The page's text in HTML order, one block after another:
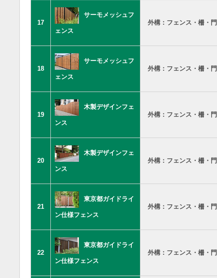
17
サーモメッシュフ
ェンス
外構：フェンス・柵・
18
サーモメッシュフ
ェンス
外構：フェンス・柵・
19
木製デザインフェ
ンス
外構：フェンス・柵・
20
木製デザインフェ
ンス
外構：フェンス・柵・
21
東京都ガイドライ
ン仕様フェンス
外構：フェンス・柵・
22
東京都ガイドライ
ン仕様フェンス
外構：フェンス・柵・